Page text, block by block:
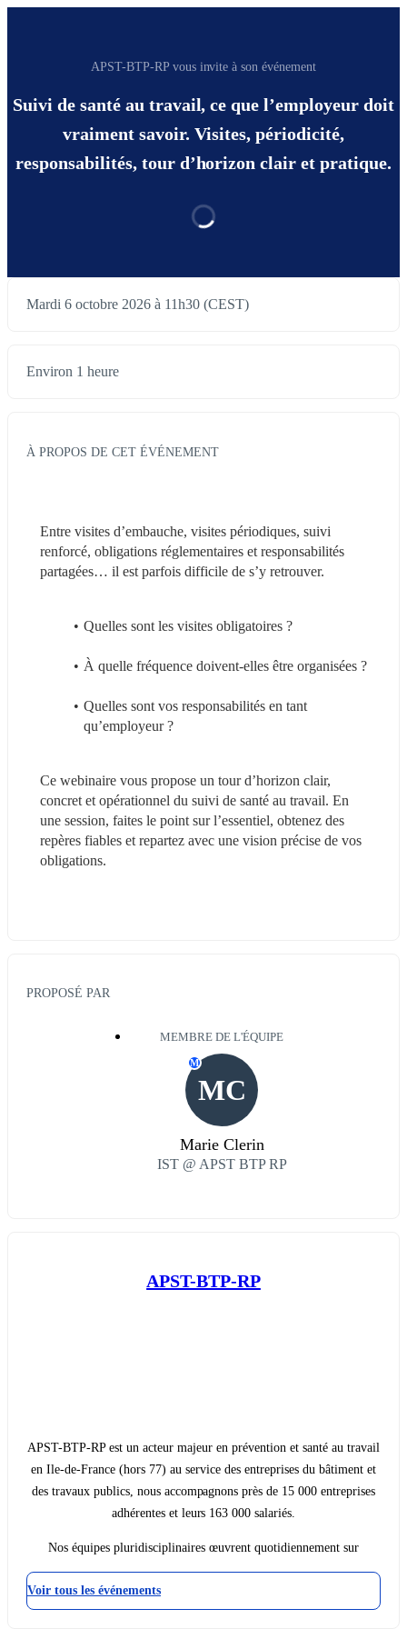
APST-BTP-RP vous invite à son événement
Suivi de santé au travail, ce que l’employeur doit
vraiment savoir. Visites, périodicité,
responsabilités, tour d’horizon clair et pratique.
Mardi 6 octobre 2026 à 11h30 (CEST)
Environ 1 heure
À PROPOS DE CET ÉVÉNEMENT
Entre visites d’embauche, visites périodiques, suivi
renforcé, obligations réglementaires et responsabilités
partagées… il est parfois difficile de s’y retrouver.
Quelles sont les visites obligatoires ?
À quelle fréquence doivent-elles être organisées ?
Quelles sont vos responsabilités en tant
qu’employeur ?
Ce webinaire vous propose un tour d’horizon clair,
concret et opérationnel du suivi de santé au travail. En
une session, faites le point sur l’essentiel, obtenez des
repères fiables et repartez avec une vision précise de vos
obligations.
PROPOSÉ PAR
MEMBRE DE L'ÉQUIPE
MC
M
Marie Clerin
IST @ APST BTP RP
APST-BTP-RP
APST-BTP-RP est un acteur majeur en prévention et santé au travail
en Ile-de-France (hors 77) au service des entreprises du bâtiment et
des travaux publics, nous accompagnons près de 15 000 entreprises
adhérentes et leurs 163 000 salariés.
Nos équipes pluridisciplinaires œuvrent quotidiennement sur
Voir tous les événements